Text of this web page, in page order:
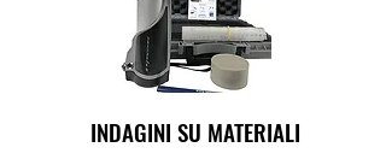
INDAGINI SU MATERIALI